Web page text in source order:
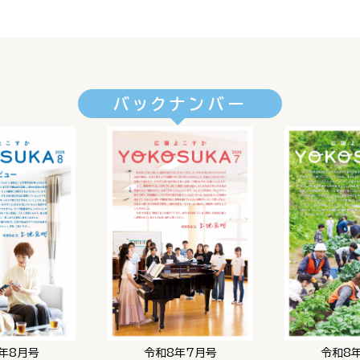
バックナンバー
8月号 令和8年7月号 令和8